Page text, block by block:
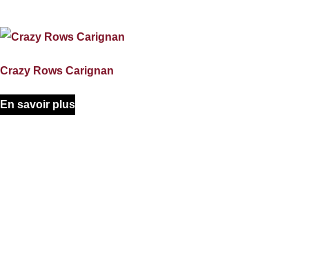
Crazy Rows Carignan
En savoir plus